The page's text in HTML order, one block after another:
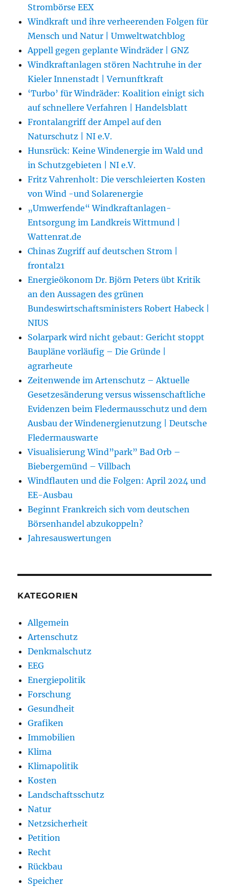
Strombörse EEX
Windkraft und ihre verheerenden Folgen für
Mensch und Natur | Umweltwatchblog
Appell gegen geplante Windräder | GNZ
Windkraftanlagen stören Nachtruhe in der
Kieler Innenstadt | Vernunftkraft
‘Turbo’ für Windräder: Koalition einigt sich
auf schnellere Verfahren | Handelsblatt
Frontalangriff der Ampel auf den
Naturschutz | NI e.V.
Hunsrück: Keine Windenergie im Wald und
in Schutzgebieten | NI e.V.
Fritz Vahrenholt: Die verschleierten Kosten
von Wind -und Solarenergie
„Umwerfende“ Windkraftanlagen-
Entsorgung im Landkreis Wittmund |
Wattenrat.de
Chinas Zugriff auf deutschen Strom |
frontal21
Energieökonom Dr. Björn Peters übt Kritik
an den Aussagen des grünen
Bundeswirtschaftsministers Robert Habeck |
NIUS
Solarpark wird nicht gebaut: Gericht stoppt
Baupläne vorläufig – Die Gründe |
agrarheute
Zeitenwende im Artenschutz – Aktuelle
Gesetzesänderung versus wissenschaftliche
Evidenzen beim Fledermausschutz und dem
Ausbau der Windenergienutzung | Deutsche
Fledermauswarte
Visualisierung Wind”park” Bad Orb –
Biebergemünd – Villbach
Windflauten und die Folgen: April 2024 und
EE-Ausbau
Beginnt Frankreich sich vom deutschen
Börsenhandel abzukoppeln?
Jahresauswertungen
KATEGORIEN
Allgemein
Artenschutz
Denkmalschutz
EEG
Energiepolitik
Forschung
Gesundheit
Grafiken
Immobilien
Klima
Klimapolitik
Kosten
Landschaftsschutz
Natur
Netzsicherheit
Petition
Recht
Rückbau
Speicher